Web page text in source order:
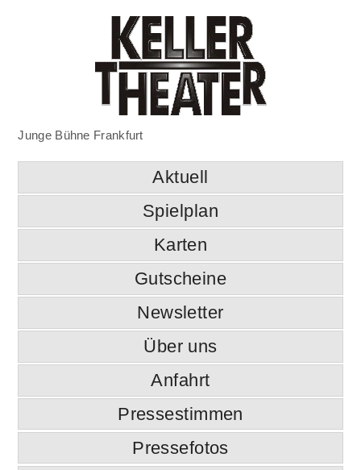
Junge Bühne Frankfurt
Aktuell
Spielplan
Karten
Gutscheine
Newsletter
Über uns
Anfahrt
Pressestimmen
Pressefotos